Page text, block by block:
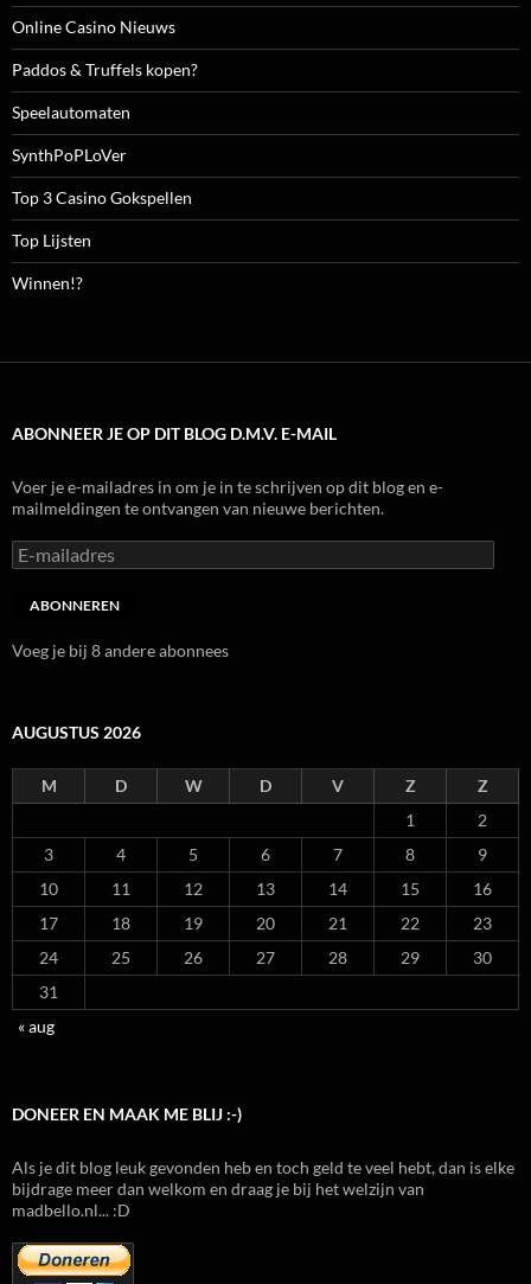
Online Casino Nieuws
Paddos & Truffels kopen?
Speelautomaten
SynthPoPLoVer
Top 3 Casino Gokspellen
Top Lijsten
Winnen!?
ABONNEER JE OP DIT BLOG D.M.V. E-MAIL
Voer je e-mailadres in om je in te schrijven op dit blog en e-
mailmeldingen te ontvangen van nieuwe berichten.
E-
mailadres
ABONNEREN
Voeg je bij 8 andere abonnees
AUGUSTUS 2026
M D W D V Z
Z
1
2
3
4 5 6 7 8
9
10
11 12 13 14 15
16
17
18 19 20 21 22
23
24
25 26 27 28 29
30
31
« aug
DONEER EN MAAK ME BLIJ :-)
Als je dit blog leuk gevonden heb en toch geld te veel hebt, dan is elke
bijdrage meer dan welkom en draag je bij het welzijn van
madbello.nl... :D